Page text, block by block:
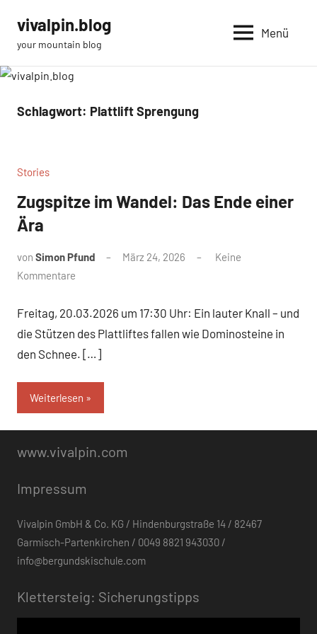
Inhalt
springen
vivalpin.blog
your mountain blog
Menü
Schlagwort: Plattlift Sprengung
Stories
Zugspitze im Wandel: Das Ende einer
Ära
von Simon Pfund März 24, 2026
Keine
Kommentare
Freitag, 20.03.2026 um 17:30 Uhr: Ein lauter Knall – und
die Stützen des Plattliftes fallen wie Dominosteine in
den Schnee. […]
Weiterlesen
www.vivalpin.com
Impressum
Vivalpin GmbH & Co. KG / Hindenburgstraße 14 / 82467
Garmisch-Partenkirchen / 0049 8821 943030 /
info@bergundskischule.com
Klettersteig: Sicherungstipps